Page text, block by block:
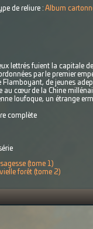
de reliure : Album
lettrés fuient la capitale
par le premier
Flamboyant, de jeunes
au cœur de la Chine
loufoque, un étrange
complète
(tome 1)
forêt (tome 2)